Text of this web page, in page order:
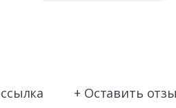
+ Оставить